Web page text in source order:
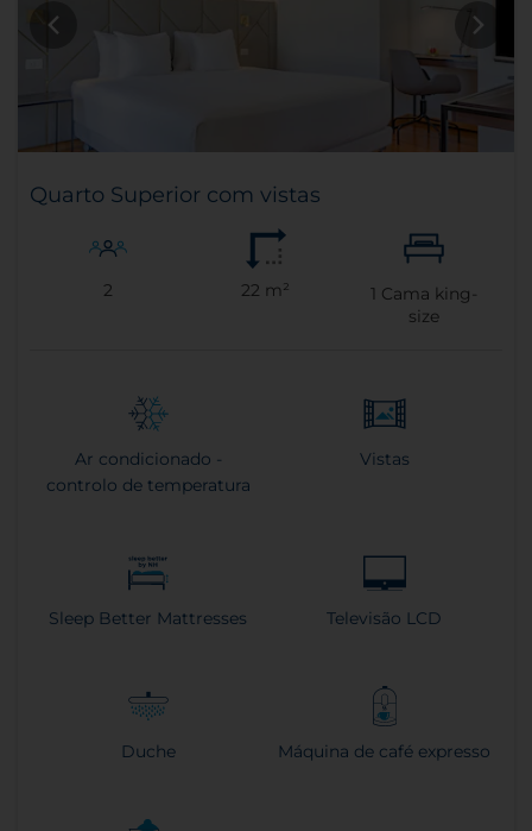
Quarto Superior com vistas
2 22 m² 1 Cama king-
size
Ar condicionado -
controlo de temperatura
Vistas
Sleep Better Mattresses Televisão LCD
Duche Máquina de café expresso